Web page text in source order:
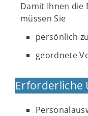
Damit Ihnen die
müssen Sie
persönlich
geordnete
Erforderliche